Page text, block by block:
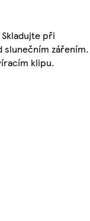
při
zářením.
klipu.